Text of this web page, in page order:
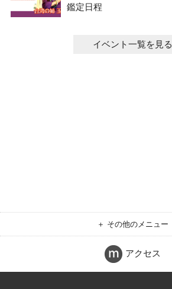
鑑定日程
イベント一覧を見る
＋ その他のメニュー
アクセス